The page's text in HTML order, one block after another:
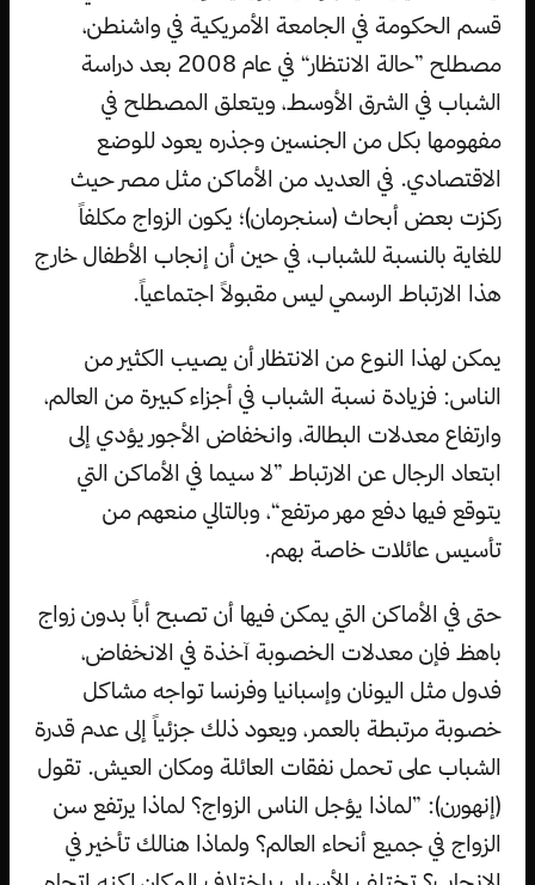
قسم الحكومة في الجامعة الأمريكية في واشنطن،
مصطلح ”حالة الانتظار“ في عام 2008 بعد دراسة
الشباب في الشرق الأوسط، ويتعلق المصطلح في
مفهومها بكل من الجنسين وجذره يعود للوضع
الاقتصادي. في العديد من الأماكن مثل مصر حيث
ركزت بعض أبحاث (سنجرمان)؛ يكون الزواج مكلفاً
للغاية بالنسبة للشباب، في حين أن إنجاب الأطفال خارج
هذا الارتباط الرسمي ليس مقبولاً اجتماعياً.
يمكن لهذا النوع من الانتظار أن يصيب الكثير من
الناس: فزيادة نسبة الشباب في أجزاء كبيرة من العالم،
وارتفاع معدلات البطالة، وانخفاض الأجور يؤدي إلى
ابتعاد الرجال عن الارتباط ”لا سيما في الأماكن التي
يتوقع فيها دفع مهر مرتفع“، وبالتالي منعهم من
تأسيس عائلات خاصة بهم.
حتى في الأماكن التي يمكن فيها أن تصبح أباً بدون زواج
باهظ فإن معدلات الخصوبة آخذة في الانخفاض،
فدول مثل اليونان وإسبانيا وفرنسا تواجه مشاكل
خصوبة مرتبطة بالعمر، ويعود ذلك جزئياً إلى عدم قدرة
الشباب على تحمل نفقات العائلة ومكان العيش. تقول
(إنهورن): ”لماذا يؤجل الناس الزواج؟ لماذا يرتفع سن
الزواج في جميع أنحاء العالم؟ ولماذا هنالك تأخير في